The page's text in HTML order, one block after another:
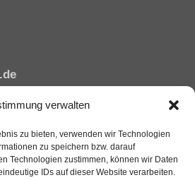
verwalten
zu bieten, verwenden wir Technologien
zu speichern bzw. darauf
Technologien zustimmen, können wir Daten
IDs auf dieser Website verarbeiten.